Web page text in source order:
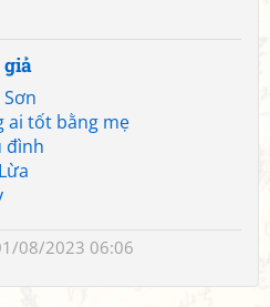
giả
ai tốt bằng mẹ
đình
08/2023 06:06